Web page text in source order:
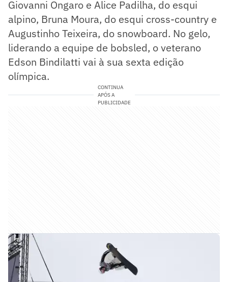
Giovanni Ongaro e Alice Padilha, do esqui
alpino, Bruna Moura, do esqui cross-country e
Augustinho Teixeira, do snowboard. No gelo,
liderando a equipe de bobsled, o veterano
Edson Bindilatti vai à sua sexta edição
olímpica.
CONTINUA
APÓS A
PUBLICIDADE